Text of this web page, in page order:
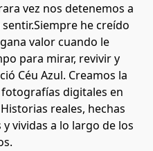
vez nos detenemos a
he creído
valor cuando le
para mirar, revivir y
Céu Azul. Creamos la
digitales en
reales, hechas
vividas a lo largo de los